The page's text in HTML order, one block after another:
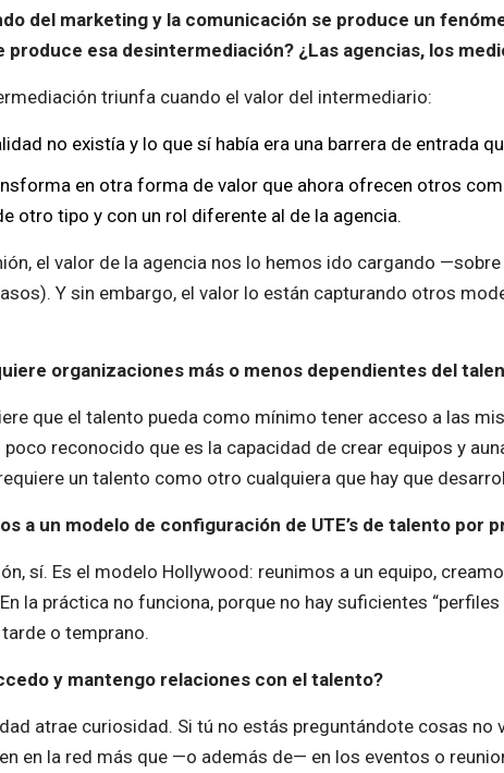
del marketing y la comunicación se produce un
produce esa desintermediación? ¿Las agencias, los
triunfa cuando el valor del intermediario:
no existía y lo que sí había era una barrera de entrada
en otra forma de valor que ahora ofrecen otros
otro tipo y con un rol diferente al de la agencia.
el valor de la agencia nos lo hemos ido cargando
Y sin embargo, el valor lo están capturando otros
organizaciones más o menos dependientes del
que el talento pueda como mínimo tener acceso a las
poco reconocido que es la capacidad de crear equipos y
un talento como otro cualquiera que hay que
a un modelo de configuración de UTE’s de talento por
sí. Es el modelo Hollywood: reunimos a un equipo,
la práctica no funciona, porque no hay suficientes
o temprano.
y mantengo relaciones con el talento?
atrae curiosidad. Si tú no estás preguntándote cosas
en la red más que —o además de— en los eventos o